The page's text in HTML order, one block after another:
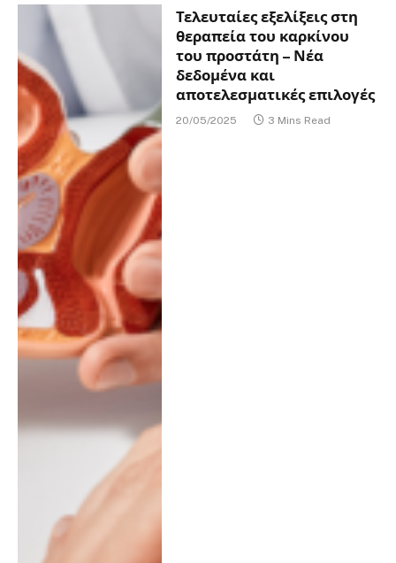
Τελευταίες εξελίξεις στη
θεραπεία του καρκίνου
του προστάτη – Νέα
δεδομένα και
αποτελεσματικές επιλογές
20/05/2025 3 Mins Read